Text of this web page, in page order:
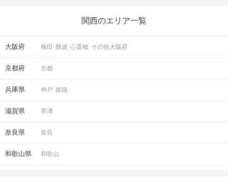
関西のエリア一覧
大阪府 梅田 難波 心斎橋 その他大阪府
京都府 京都
兵庫県 神戸 姫路
滋賀県 草津
奈良県 奈良
和歌山県 和歌山